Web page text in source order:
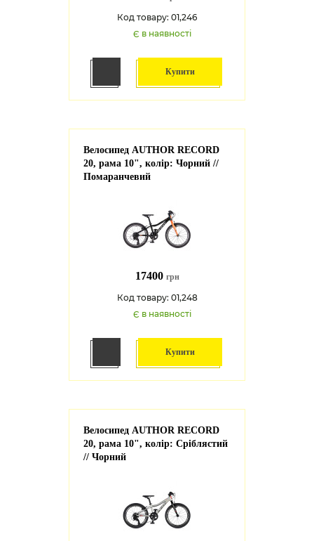
Код товару: 01,246
Є в наявності
Купити
Велосипед AUTHOR RECORD
20, рама 10", колір: Чорний //
Помаранчевий
17400 грн
Код товару: 01,248
Є в наявності
Купити
Велосипед AUTHOR RECORD
20, рама 10", колір: Сріблястий
// Чорний